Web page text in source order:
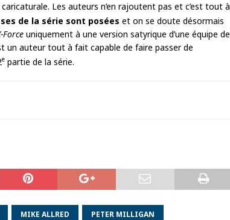
Les auteurs n’en rajoutent pas et c’est tout à
de la série sont posées et on se doute désormais
Force uniquement à une version satyrique d’une équipe de
un auteur tout à fait capable de faire passer de
e partie de la série.
MIKE ALLRED PETER MILLIGAN